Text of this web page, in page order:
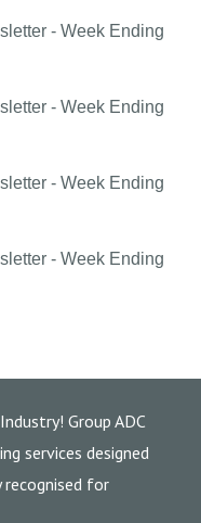
- Week Ending
- Week Ending
- Week Ending
- Week Ending
Group ADC
services designed
recognised for